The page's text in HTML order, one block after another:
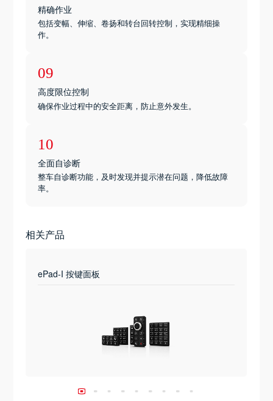
精确作业
包括变幅、伸缩、卷扬和转台回转控制，实现精细操
作。
09
高度限位控制
确保作业过程中的安全距离，防止意外发生。
10
全面自诊断
整车自诊断功能，及时发现并提示潜在问题，降低故障
率。
相关产品
ePad-I 按键面板